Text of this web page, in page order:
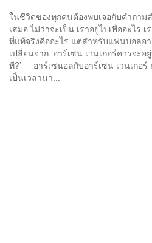
ในชีวิตของทุกคนต้องพบเจอกับคำถา
เสมอ ไม่ว่าจะเป็น เราอยู่ไปเพื่ออะไร
ที่แท้จริงคืออะไร แต่สำหรับแฟนบอลอ
เปลี่ยนจาก ‘อาร์เซน เวนเกอร์ควรจะอ
ที?’ อาร์เซนอลกับอาร์เซน เวนเกอร์
เป็นเวลานา...